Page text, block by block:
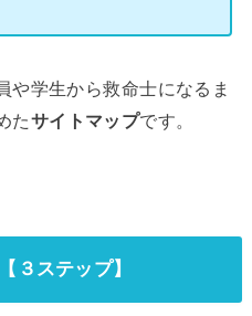
や学生から救命士になるま
たサイトマップです。
３ステップ】